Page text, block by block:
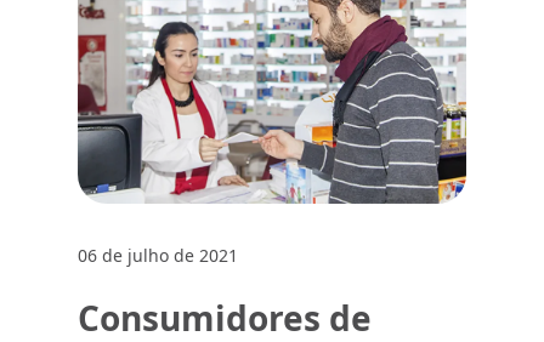
afirmam
que não
costumam
pesquisar
06 de julho de 2021
Consumidores de